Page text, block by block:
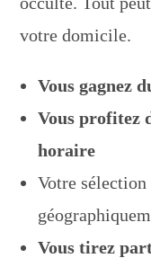
votre domicile.
Vous gagnez
Vous profitez
horaire
Votre
Vous tirez